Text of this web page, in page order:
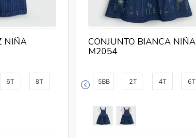
6T 8T
NIÑA
5BB 2T 4T 6T
CONJUNTO BIANCA NIÑA
M2054